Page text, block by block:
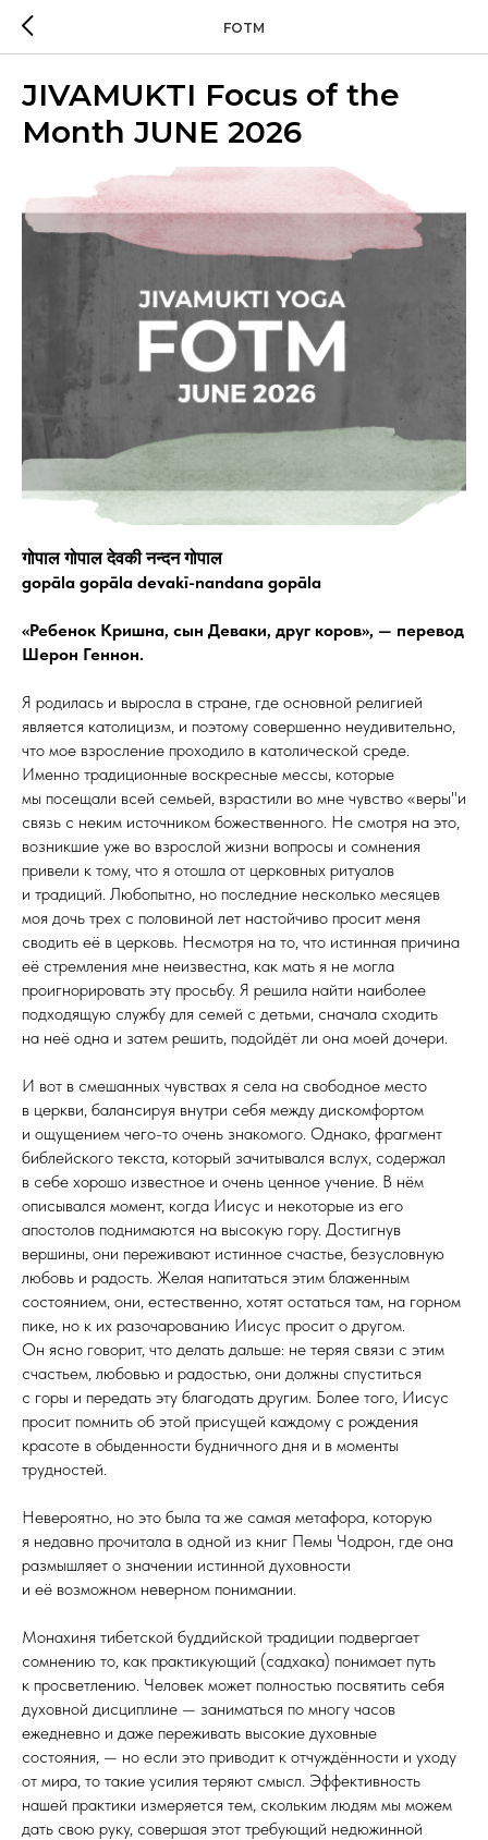
FOTM
JIVAMUKTI Focus of the
Month JUNE 2026
गोपाल गोपाल देवकी नन्दन गोपाल
gopāla gopāla devakī-nandana gopāla
«Ребенок Кришна, сын Деваки, друг коров», — перевод
Шерон Геннон.
Я родилась и выросла в стране, где основной религией
является католицизм, и поэтому совершенно неудивительно,
что мое взросление проходило в католической среде.
Именно традиционные воскресные мессы, которые
мы посещали всей семьей, взрастили во мне чувство «веры"и
связь с неким источником божественного. Не смотря на это,
возникшие уже во взрослой жизни вопросы и сомнения
привели к тому, что я отошла от церковных ритуалов
и традиций. Любопытно, но последние несколько месяцев
моя дочь трех с половиной лет настойчиво просит меня
сводить её в церковь. Несмотря на то, что истинная причина
её стремления мне неизвестна, как мать я не могла
проигнорировать эту просьбу. Я решила найти наиболее
подходящую службу для семей с детьми, сначала сходить
на неё одна и затем решить, подойдёт ли она моей дочери.
И вот в смешанных чувствах я села на свободное место
в церкви, балансируя внутри себя между дискомфортом
и ощущением чего-то очень знакомого. Однако, фрагмент
библейского текста, который зачитывался вслух, содержал
в себе хорошо известное и очень ценное учение. В нём
описывался момент, когда Иисус и некоторые из его
апостолов поднимаются на высокую гору. Достигнув
вершины, они переживают истинное счастье, безусловную
любовь и радость. Желая напитаться этим блаженным
состоянием, они, естественно, хотят остаться там, на горном
пике, но к их разочарованию Иисус просит о другом.
Он ясно говорит, что делать дальше: не теряя связи с этим
счастьем, любовью и радостью, они должны спуститься
с горы и передать эту благодать другим. Более того, Иисус
просит помнить об этой присущей каждому с рождения
красоте в обыденности будничного дня и в моменты
трудностей.
Невероятно, но это была та же самая метафора, которую
я недавно прочитала в одной из книг Пемы Чодрон, где она
размышляет о значении истинной духовности
и её возможном неверном понимании.
Монахиня тибетской буддийской традиции подвергает
сомнению то, как практикующий (садхака) понимает путь
к просветлению. Человек может полностью посвятить себя
духовной дисциплине — заниматься по многу часов
ежедневно и даже переживать высокие духовные
состояния, — но если это приводит к отчуждённости и уходу
от мира, то такие усилия теряют смысл. Эффективность
нашей практики измеряется тем, скольким людям мы можем
дать свою руку, совершая этот требующий недюжинной